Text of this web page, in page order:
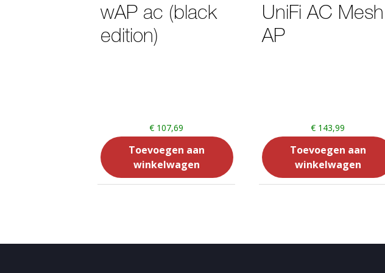
wAP ac (black
edition)
€107,69
Toevoegen aan
winkelwagen
UniFi AC Mesh
AP
€143,99
Toevoegen aan
winkelwagen